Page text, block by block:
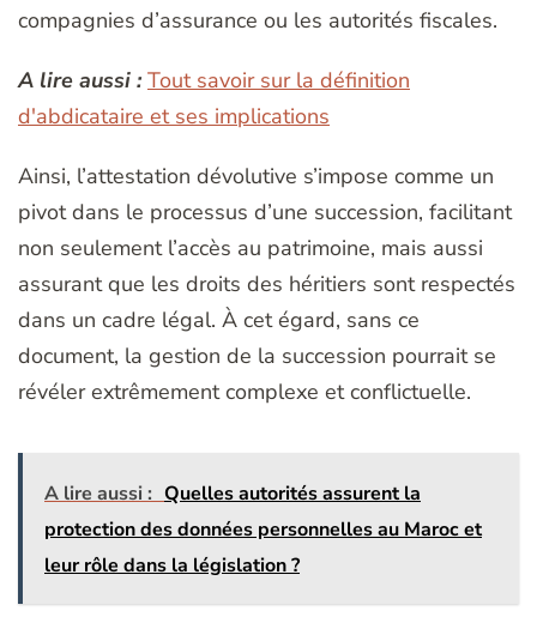
compagnies d’assurance ou les autorités fiscales.
A lire aussi : Tout savoir sur la définition
d'abdicataire et ses implications
Ainsi, l’attestation dévolutive s’impose comme un
pivot dans le processus d’une succession, facilitant
non seulement l’accès au patrimoine, mais aussi
assurant que les droits des héritiers sont respectés
dans un cadre légal. À cet égard, sans ce
document, la gestion de la succession pourrait se
révéler extrêmement complexe et conflictuelle.
A lire aussi : Quelles autorités assurent la
protection des données personnelles au Maroc et
leur rôle dans la législation ?